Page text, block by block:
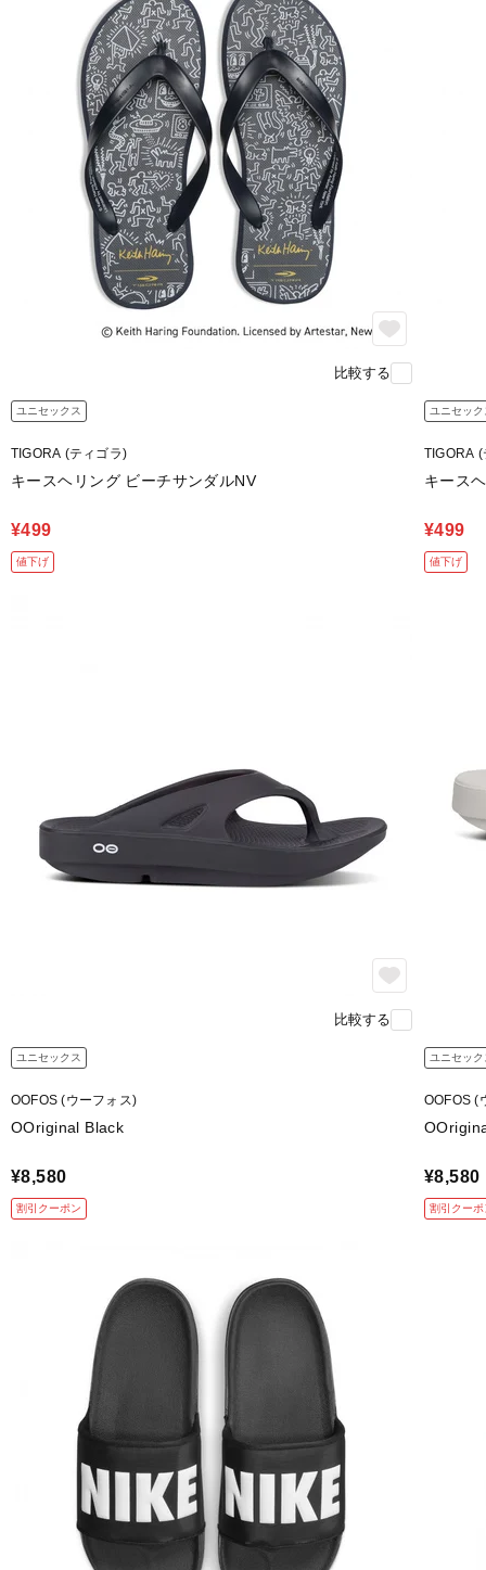
比較する
ユニセックス
TIGORA (ティゴラ)
キースヘリング ビーチサンダルNV
¥499
値下げ
ユニセック
TIGORA
キース
¥499
値下げ
比較する
ユニセックス
OOFOS (ウーフォス)
OOriginal Black
¥8,580
割引クーポン
ユニセック
OOFOS (
¥8,580
割引クーポ